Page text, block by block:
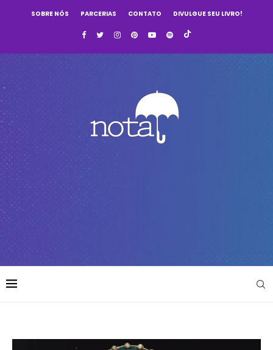
SOBRE NÓS PARCERIAS CONTATO DIVULGUE SEU LIVRO!